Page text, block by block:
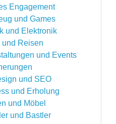
Engagement
und Games
und Elektronik
und Reisen
und Events
und SEO
und Erholung
und Möbel
und Bastler